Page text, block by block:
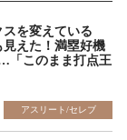
スを変えている
えた！満塁好機
「このまま打点王
アスリート/セレブ